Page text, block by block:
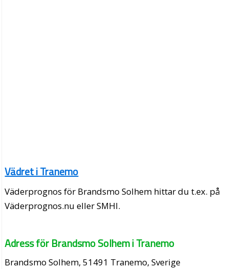
Vädret i Tranemo
Väderprognos för Brandsmo Solhem hittar du t.ex. på
Väderprognos.nu eller SMHI.
Adress för Brandsmo Solhem i Tranemo
Brandsmo Solhem, 51491 Tranemo, Sverige